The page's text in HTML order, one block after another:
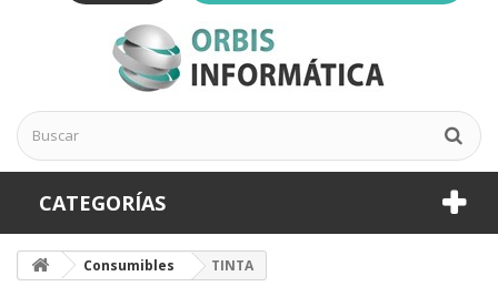
CATEGORÍAS
Consumibles TINTA